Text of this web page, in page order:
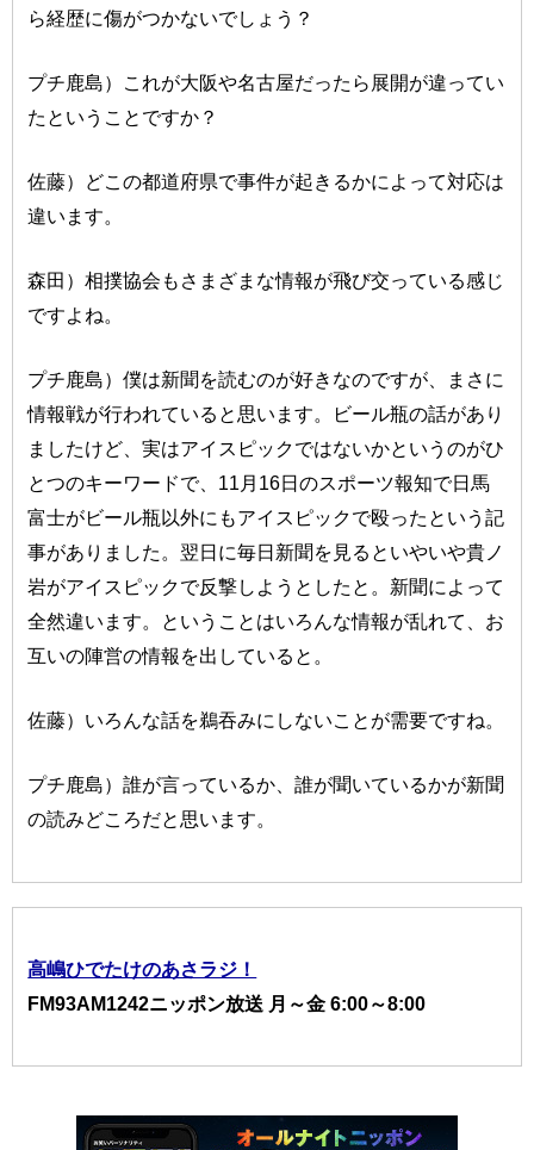
ら経歴に傷がつかないでしょう？
プチ鹿島）これが大阪や名古屋だったら展開が違ってい
たということですか？
佐藤）どこの都道府県で事件が起きるかによって対応は
違います。
森田）相撲協会もさまざまな情報が飛び交っている感じ
ですよね。
プチ鹿島）僕は新聞を読むのが好きなのですが、まさに
情報戦が行われていると思います。ビール瓶の話があり
ましたけど、実はアイスピックではないかというのがひ
とつのキーワードで、11月16日のスポーツ報知で日馬
富士がビール瓶以外にもアイスピックで殴ったという記
事がありました。翌日に毎日新聞を見るといやいや貴ノ
岩がアイスピックで反撃しようとしたと。新聞によって
全然違います。ということはいろんな情報が乱れて、お
互いの陣営の情報を出していると。
佐藤）いろんな話を鵜吞みにしないことが需要ですね。
プチ鹿島）誰が言っているか、誰が聞いているかが新聞
の読みどころだと思います。
高嶋ひでたけのあさラジ！
FM93AM1242ニッポン放送 月～金 6:00～8:00